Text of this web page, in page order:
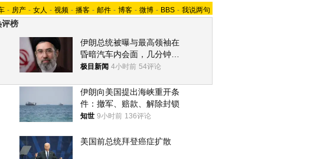
- 房产 - 女人 - 视频 - 播客 - 邮件 - 博客 - 微博 - BBS - 我说两句
评榜
伊朗总统被曝与最高领袖在
昏暗汽车内会面，几分钟里
只能靠声音交谈难辨真假
极目新闻 4小时前 54评论
伊朗向美国提出海峡重开条
件：撤军、赔款、解除封锁
知世 9小时前 136评论
美国前总统拜登癌症扩散